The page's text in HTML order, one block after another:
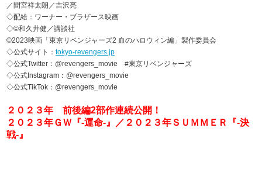
／間宮祥太朗／吉沢亮
◇配給：ワーナー・ブラザース映画
◇©和久井健／講談社
©2023映画「東京リベンジャーズ2 血のハロウィン編」製作委員会
◇公式サイト：tokyo-revengers.jp
◇公式Twitter：@revengers_movie #東京リベンジャーズ
◇公式Instagram：@revengers_movie
◇公式TikTok：@revengers_movie
２０２３年 前後編2部作連続公開！
２０２３年ＧＷ『-運命-』／２０２３年ＳＵＭＭＥＲ『-決
戦-』